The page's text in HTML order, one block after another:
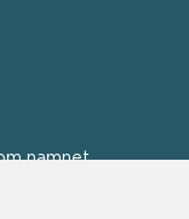
namnet
idag en stor
hög